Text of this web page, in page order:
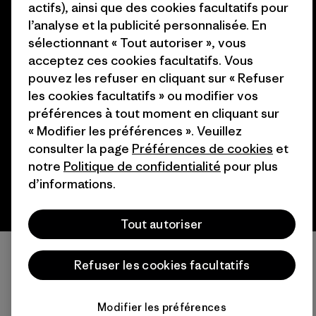
© 2026 Patagonia, Inc. All Rights Reserved.
français
actifs), ainsi que des cookies facultatifs pour
l’analyse et la publicité personnalisée. En
sélectionnant « Tout autoriser », vous
acceptez ces cookies facultatifs. Vous
pouvez les refuser en cliquant sur « Refuser
les cookies facultatifs » ou modifier vos
préférences à tout moment en cliquant sur
« Modifier les préférences ». Veuillez
consulter la page Préférences de cookies et
notre Politique de confidentialité pour plus
d’informations.
Tout autoriser
Refuser les cookies facultatifs
Modifier les préférences